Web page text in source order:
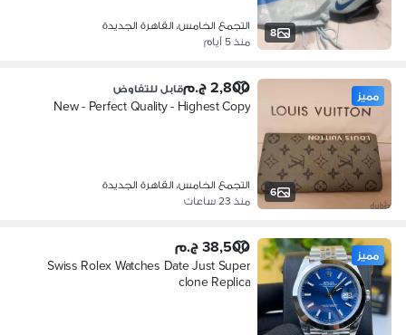
8
التجمع الخامس، القاهرة الجديدة
منذ 5 أيام
6
مميز 2,800 ج.م قابل للتفاوض
New - Perfect Quality - Highest Copy
التجمع الخامس، القاهرة الجديدة
منذ 23 ساعات
مميز 38,500 ج.م
Swiss Rolex Watches Date Just Super
clone Replica